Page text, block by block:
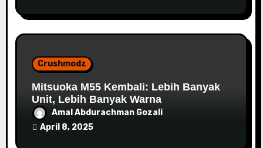
Crushmodz
Mitsuoka M55 Kembali: Lebih Banyak
Unit, Lebih Banyak Warna
Amal Abdurachman Gozali
April 8, 2025